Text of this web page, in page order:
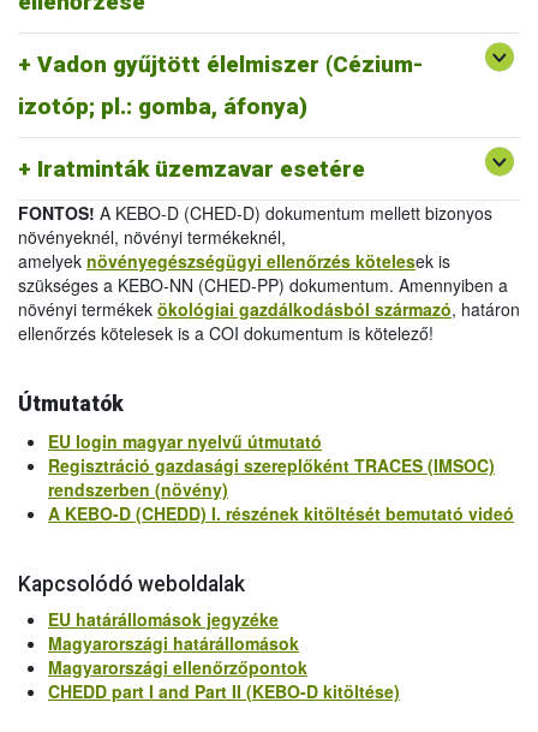
Vadon gyűjtött élelmiszer (Cézium-
izotóp; pl.: gomba, áfonya)
Iratminták üzemzavar esetére
melléklet/
IV.
-Egészségügyi bizonyítvány 2011/884/EU III.
- Vizsgálati jelentés 2011/884/EU IV.
melléklet/Analytical Report 2011/884/EU Annex IV
FONTOS! A KEBO-D (CHED-D) dokumentum mellett bizonyos
növényeknél, növényi termékeknél,
amelyek növényegészségügyi ellenőrzés kötelesek is
szükséges a KEBO-NN (CHED-PP) dokumentum. Amennyiben a
növényi termékek ökológiai gazdálkodásból származó, határon
ellenőrzés kötelesek is a COI dokumentum is kötelező!
Útmutatók
EU login magyar nyelvű útmutató
Regisztráció gazdasági szereplőként TRACES (IMSOC)
rendszerben (növény)
A KEBO-D (CHEDD) I. részének kitöltését bemutató videó
Kapcsolódó weboldalak
EU határállomások jegyzéke
Magyarországi határállomások
Magyarországi ellenőrzőpontok
CHEDD part I and Part II (KEBO-D kitöltése)